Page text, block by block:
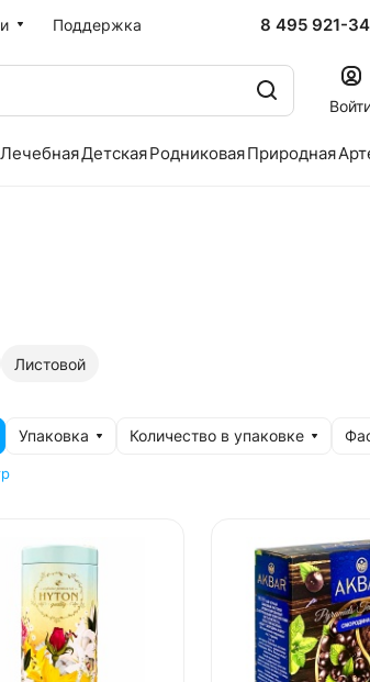
Поддержка 8 495 921-
ЛечебнаяДетскаяРодниковаяПриродная
Листовой
Упаковка Количество в упаковке